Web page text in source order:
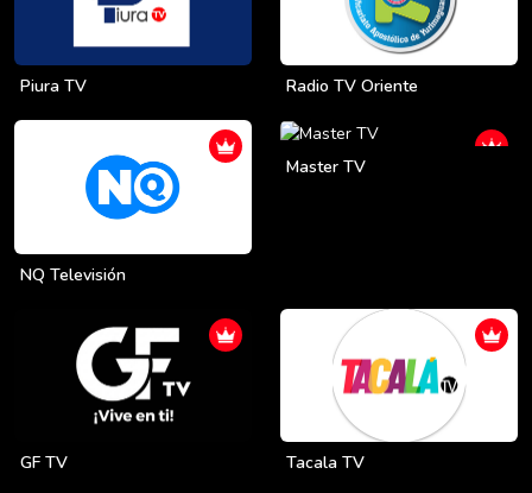
Piura TV Radio TV Oriente
NQ Televisión
Master TV
GF TV Tacala TV